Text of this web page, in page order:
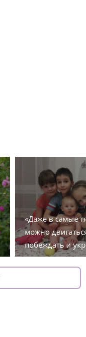
«Даже в самые
можно
побеждать и